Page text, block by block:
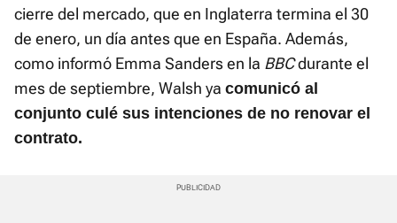
cierre del mercado, que en Inglaterra termina el 30
de enero, un día antes que en España. Además,
como informó Emma Sanders en la BBCdurante el
mes de septiembre, Walsh ya comunicó al
conjunto culé sus intenciones de no renovar el
contrato.